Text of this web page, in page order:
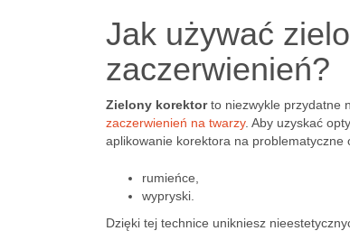
Jak używać
zaczerwienień?
Zielony korektorto niezwykle przydatne
zaczerwienień na twarzy. Aby uzyskać
aplikowanie korektora na problematyczne
rumieńce,
wypryski.
Dzięki tej technice unikniesz